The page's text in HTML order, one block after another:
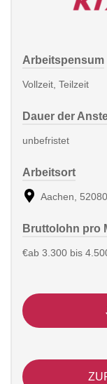
Arbeitspensum
Vollzeit, Teilzeit
Dauer der
unbefristet
Arbeitsort
Aachen, 52080
Bruttolohn pro
€ab 3.300 bis